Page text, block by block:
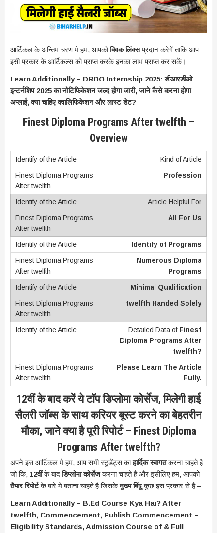
आर्टिकल के अन्तिम चरण मे हम, आपकोक्विक लिंक्सप्रदान करेगें ताकि आप
इसी प्रकार के आर्टिकल्स को प्राप्त करके इनका लाभ प्राप्त कर सकें।
Learn Additionally – DRDO Internship 2025: डीआरडीओ
इन्टर्नशिप 2025 का नोटिफिकेशन जल्द होगा जारी, जाने कैसे करना होगा
अप्लाई, क्या चाहिए क्वालिफिकेशन और लास्ट डेट?
Finest Diploma Programs After twelfth –
Overview
Kind of Article
Profession
Article Helpful For
All For Us
Identify of Programs
Numerous Diploma
Programs
Minimal Qualification
twelfth Handed Solely
Detailed Data of Finest
Diploma Programs After
twelfth?
Please Learn The Article
Fully.
12वीं के बाद करें ये टॉप डिप्लोमा कोर्सेज, मिलेगी हाई
सैलरी जॉब्स के साथ करियर बूस्ट करने का बेहतरीन
मौका, जाने क्या है पूरी रिपोर्ट – Finest Diploma
Programs After twelfth?
अपने इस आर्टिकल मे हम, आप सभी स्टूडेंट्स काहार्दिक स्वागतकरना चाहते है
जो कि, 12वींके बादडिप्लोमा कोर्सेजकरना चाहते है और इसीलिए हम, आपको
तैयार रिपोर्टके बारे मे बताना चाहते है जिसकेमुख्य बिंदुकुछ इस प्रकार से हैं –
Learn Additionally – B.Ed Course Kya Hai? After
twelfth, Commencement, Publish Commencement –
Eligibility Standards, Admission Course of & Full